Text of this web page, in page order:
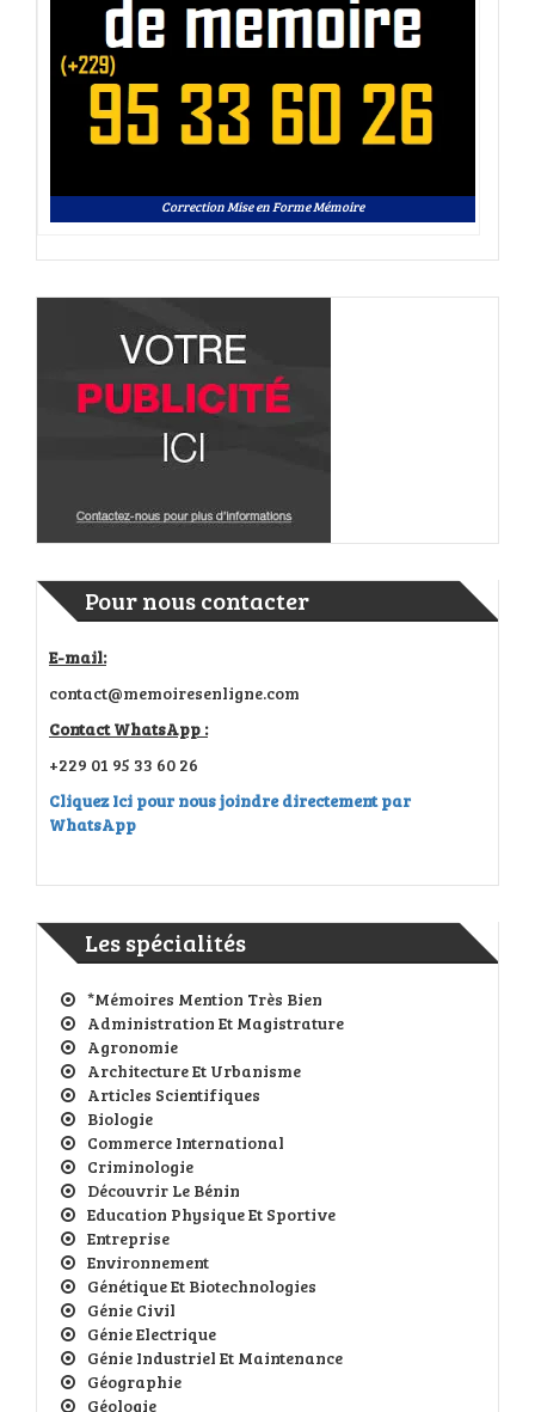
Correction Mise en Forme Mémoire
Pour nous contacter
E-mail:
contact@memoiresenligne.com
Contact WhatsApp :
+229 01 95 33 60 26
Cliquez Ici pour nous joindre directement par
WhatsApp
Les spécialités
*Mémoires Mention Très Bien
Administration Et Magistrature
Agronomie
Architecture Et Urbanisme
Articles Scientifiques
Biologie
Commerce International
Criminologie
Découvrir Le Bénin
Education Physique Et Sportive
Entreprise
Environnement
Génétique Et Biotechnologies
Génie Civil
Génie Electrique
Génie Industriel Et Maintenance
Géographie
Géologie